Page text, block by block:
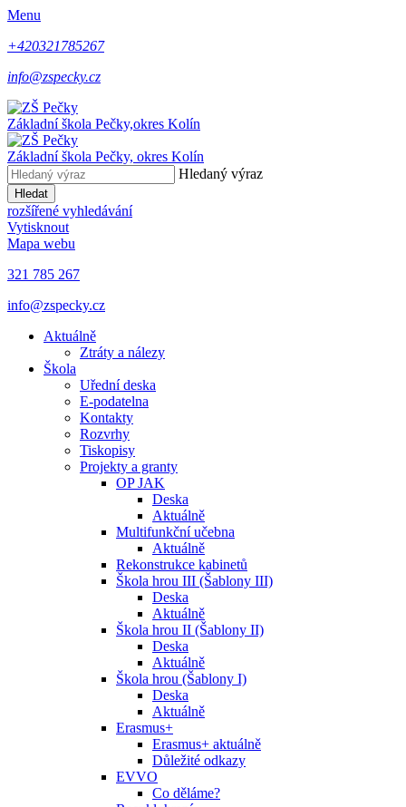
Menu
+420321785267
info@zspecky.cz
Základní škola Pečky,okres Kolín
Základní škola Pečky, okres Kolín
Hledaný výraz
Hledat
rozšířené vyhledávání
Vytisknout
Mapa webu
321 785 267
info@zspecky.cz
Aktuálně
Ztráty a nálezy
Škola
Uřední deska
E-podatelna
Kontakty
Rozvrhy
Tiskopisy
Projekty a granty
OP JAK
Deska
Aktuálně
Multifunkční učebna
Aktuálně
Rekonstrukce kabinetů
Škola hrou III (Šablony III)
Deska
Aktuálně
Škola hrou II (Šablony II)
Deska
Aktuálně
Škola hrou (Šablony I)
Deska
Aktuálně
Erasmus+
Erasmus+ aktuálně
Důležité odkazy
EVVO
Co děláme?